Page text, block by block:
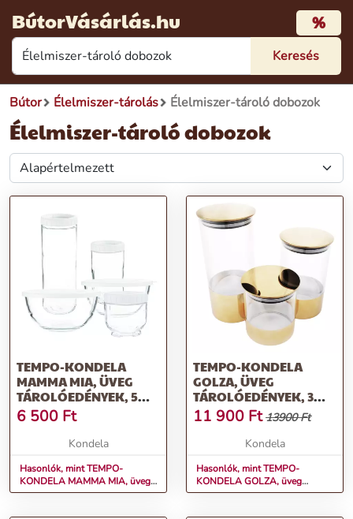
BútorVásárlás.hu %
Bútor Élelmiszer-tárolás Élelmiszer-tároló dobozok
Élelmiszer-tároló dobozok
TEMPO-KONDELA
MAMMA MIA, ÜVEG
TÁROLÓEDÉNYEK, 5
DB-OS SZETT, FEDŐVEL,
ÜVEG/MŰANYAG
6 500 Ft
Kondela
Hasonlók, mint TEMPO-
KONDELA MAMMA MIA, üveg
tárolóedények, 5 db-os szett,
TEMPO-KONDELA
GOLZA, ÜVEG
TÁROLÓEDÉNYEK, 3
DB-OS SZETT, FEDŐVEL,
ÜVEG/FÉM
11 900 Ft 13900 Ft
Kondela
Hasonlók, mint TEMPO-
KONDELA GOLZA, üveg
tárolóedények, 3 db-os szett,